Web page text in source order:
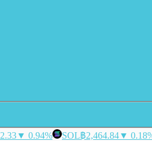
▼ 0.94% SOL฿2,464.84▼